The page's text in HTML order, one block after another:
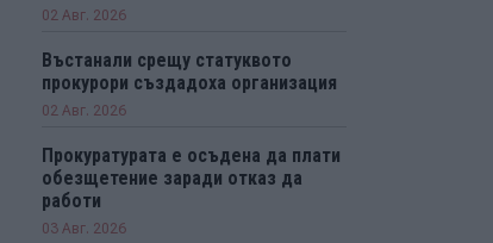
02 Авг. 2026
Въстанали срещу статуквото
прокурори създадоха организация
02 Авг. 2026
Прокуратурата е осъдена да плати
обезщетение заради отказ да
работи
03 Авг. 2026